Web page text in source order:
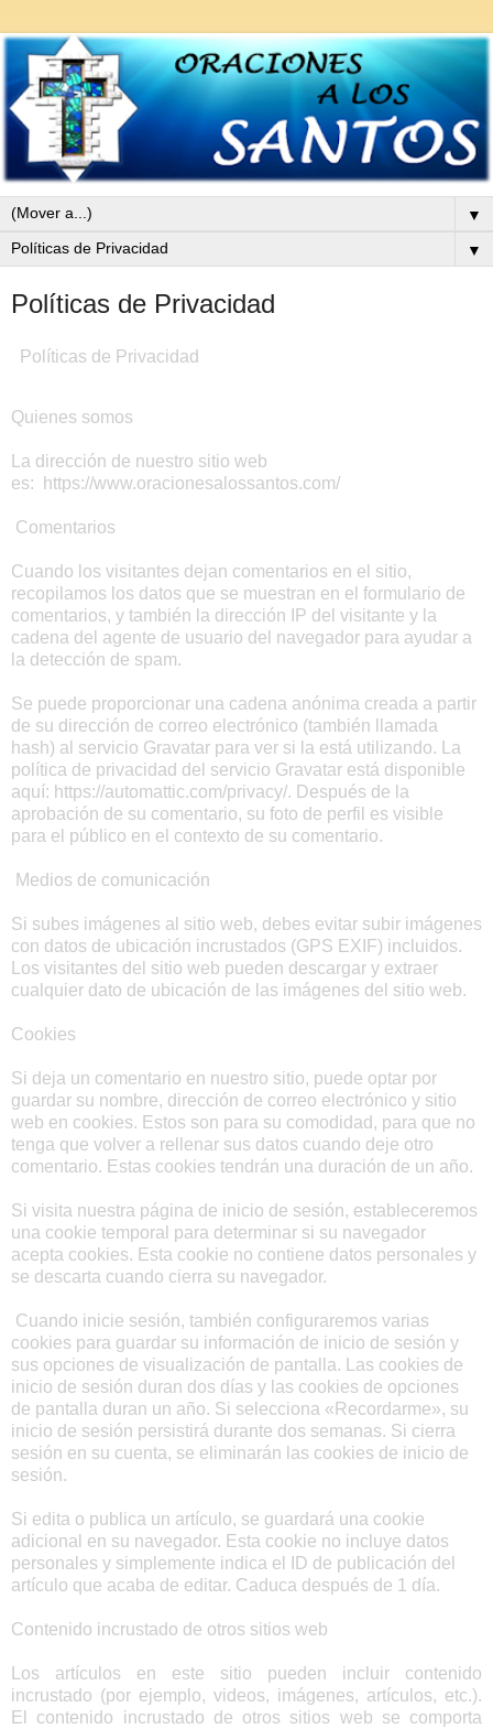
▼
▼
Políticas de Privacidad
Políticas de Privacidad
Quienes somos
La dirección de nuestro sitio web
es: https://www.oracionesalossantos.com/
Comentarios
Cuando los visitantes dejan comentarios en el sitio,
recopilamos los datos que se muestran en el formulario de
comentarios, y también la dirección IP del visitante y la
cadena del agente de usuario del navegador para ayudar a
la detección de spam.
Se puede proporcionar una cadena anónima creada a partir
de su dirección de correo electrónico (también llamada
hash) al servicio Gravatar para ver si la está utilizando. La
política de privacidad del servicio Gravatar está disponible
aquí: https://automattic.com/privacy/. Después de la
aprobación de su comentario, su foto de perfil es visible
para el público en el contexto de su comentario.
Medios de comunicación
Si subes imágenes al sitio web, debes evitar subir imágenes
con datos de ubicación incrustados (GPS EXIF) incluidos.
Los visitantes del sitio web pueden descargar y extraer
cualquier dato de ubicación de las imágenes del sitio web.
Cookies
Si deja un comentario en nuestro sitio, puede optar por
guardar su nombre, dirección de correo electrónico y sitio
web en cookies. Estos son para su comodidad, para que no
tenga que volver a rellenar sus datos cuando deje otro
comentario. Estas cookies tendrán una duración de un año.
Si visita nuestra página de inicio de sesión, estableceremos
una cookie temporal para determinar si su navegador
acepta cookies. Esta cookie no contiene datos personales y
se descarta cuando cierra su navegador.
Cuando inicie sesión, también configuraremos varias
cookies para guardar su información de inicio de sesión y
sus opciones de visualización de pantalla. Las cookies de
inicio de sesión duran dos días y las cookies de opciones
de pantalla duran un año. Si selecciona «Recordarme», su
inicio de sesión persistirá durante dos semanas. Si cierra
sesión en su cuenta, se eliminarán las cookies de inicio de
sesión.
Si edita o publica un artículo, se guardará una cookie
adicional en su navegador. Esta cookie no incluye datos
personales y simplemente indica el ID de publicación del
artículo que acaba de editar. Caduca después de 1 día.
Contenido incrustado de otros sitios web
Los artículos en este sitio pueden incluir contenido
incrustado (por ejemplo, videos, imágenes, artículos, etc.).
El contenido incrustado de otros sitios web se comporta